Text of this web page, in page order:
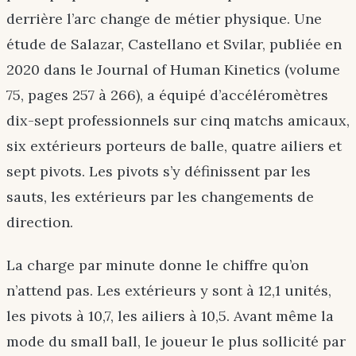
derrière l’arc change de métier physique. Une
étude de Salazar, Castellano et Svilar, publiée en
2020 dans le Journal of Human Kinetics (volume
75, pages 257 à 266), a équipé d’accéléromètres
dix-sept professionnels sur cinq matchs amicaux,
six extérieurs porteurs de balle, quatre ailiers et
sept pivots. Les pivots s’y définissent par les
sauts, les extérieurs par les changements de
direction.
La charge par minute donne le chiffre qu’on
n’attend pas. Les extérieurs y sont à 12,1 unités,
les pivots à 10,7, les ailiers à 10,5. Avant même la
mode du small ball, le joueur le plus sollicité par